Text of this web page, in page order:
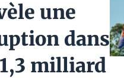
une
dans
milliard